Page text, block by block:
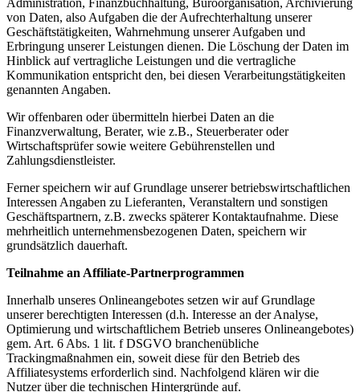
Administration, Finanzbuchhaltung, Büroorganisation, Archivierung
von Daten, also Aufgaben die der Aufrechterhaltung unserer
Geschäftstätigkeiten, Wahrnehmung unserer Aufgaben und
Erbringung unserer Leistungen dienen. Die Löschung der Daten im
Hinblick auf vertragliche Leistungen und die vertragliche
Kommunikation entspricht den, bei diesen Verarbeitungstätigkeiten
genannten Angaben.
Wir offenbaren oder übermitteln hierbei Daten an die
Finanzverwaltung, Berater, wie z.B., Steuerberater oder
Wirtschaftsprüfer sowie weitere Gebührenstellen und
Zahlungsdienstleister.
Ferner speichern wir auf Grundlage unserer betriebswirtschaftlichen
Interessen Angaben zu Lieferanten, Veranstaltern und sonstigen
Geschäftspartnern, z.B. zwecks späterer Kontaktaufnahme. Diese
mehrheitlich unternehmensbezogenen Daten, speichern wir
grundsätzlich dauerhaft.
Teilnahme an Affiliate-Partnerprogrammen
Innerhalb unseres Onlineangebotes setzen wir auf Grundlage
unserer berechtigten Interessen (d.h. Interesse an der Analyse,
Optimierung und wirtschaftlichem Betrieb unseres Onlineangebotes)
gem. Art. 6 Abs. 1 lit. f DSGVO branchenübliche
Trackingmaßnahmen ein, soweit diese für den Betrieb des
Affiliatesystems erforderlich sind. Nachfolgend klären wir die
Nutzer über die technischen Hintergründe auf.